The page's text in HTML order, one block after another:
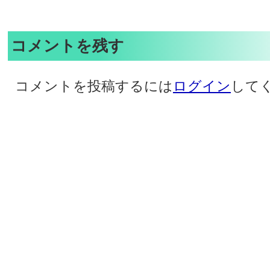
コメントを残す
コメントを投稿するには ログイン して